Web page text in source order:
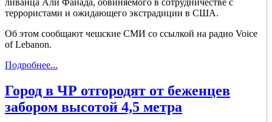
ливанца Али Файада, обвиняемого в сотрудничестве с
террористами и ожидающего экстрадиции в США.
Об этом сообщают чешские СМИ со ссылкой на радио Voice
of Lebanon.
Подробнее...
Город в ЧР отгородят от беженцев
забором высотой 4,5 метра